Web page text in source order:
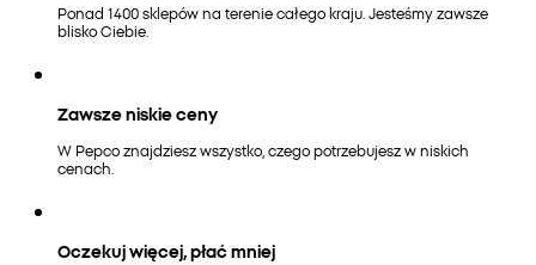
Ponad 1400 sklepów na terenie całego kraju. Jesteśmy zawsze
blisko Ciebie.
Zawsze niskie ceny
W Pepco znajdziesz wszystko, czego potrzebujesz w niskich
cenach.
Oczekuj więcej, płać mniej